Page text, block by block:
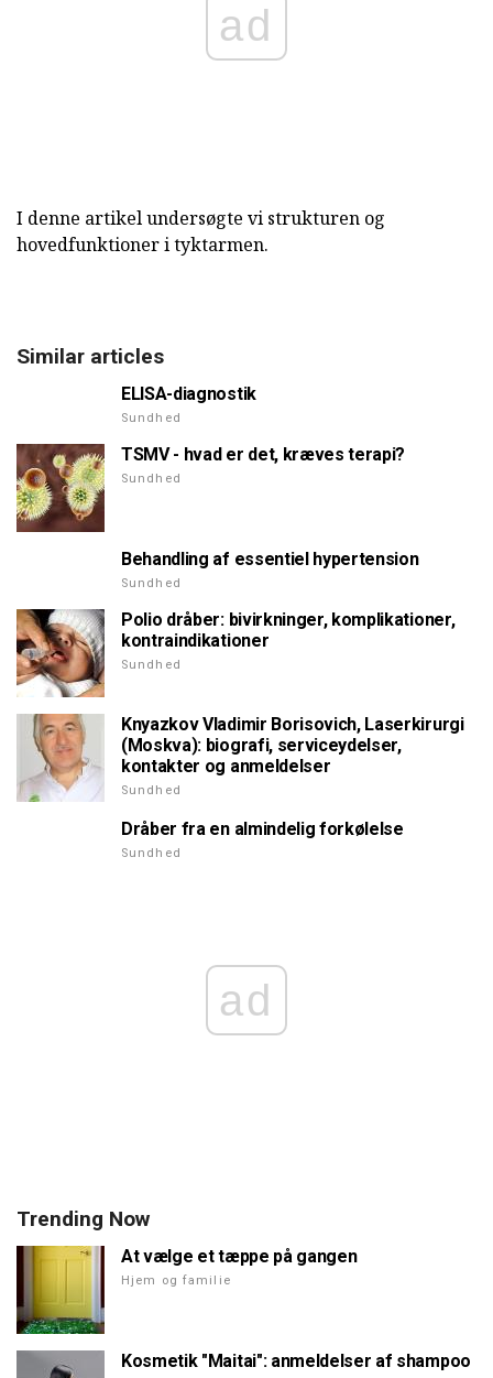
ad
I denne artikel undersøgte vi strukturen og
hovedfunktioner i tyktarmen.
Similar articles
ELISA-diagnostik
Sundhed
TSMV - hvad er det, kræves terapi?
Sundhed
Behandling af essentiel hypertension
Sundhed
Polio dråber: bivirkninger, komplikationer,
kontraindikationer
Sundhed
Knyazkov Vladimir Borisovich, Laserkirurgi
(Moskva): biografi, serviceydelser,
kontakter og anmeldelser
Sundhed
Dråber fra en almindelig forkølelse
Sundhed
ad
Trending Now
At vælge et tæppe på gangen
Hjem og familie
Kosmetik "Maitai": anmeldelser af shampoo